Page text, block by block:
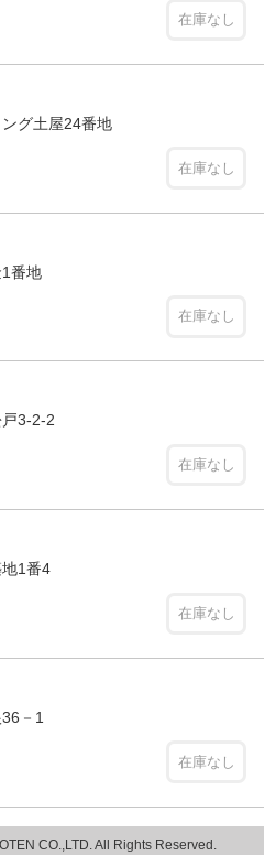
在庫なし
グ土屋24番地
在庫なし
番地
在庫なし
3-2-2
在庫なし
1番4
在庫なし
－1
在庫なし
CO.,LTD. All Rights Reserved.